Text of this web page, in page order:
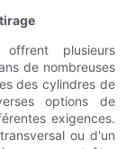
plusieurs
de nombreuses
des cylindres de
options de
exigences.
ou d'un